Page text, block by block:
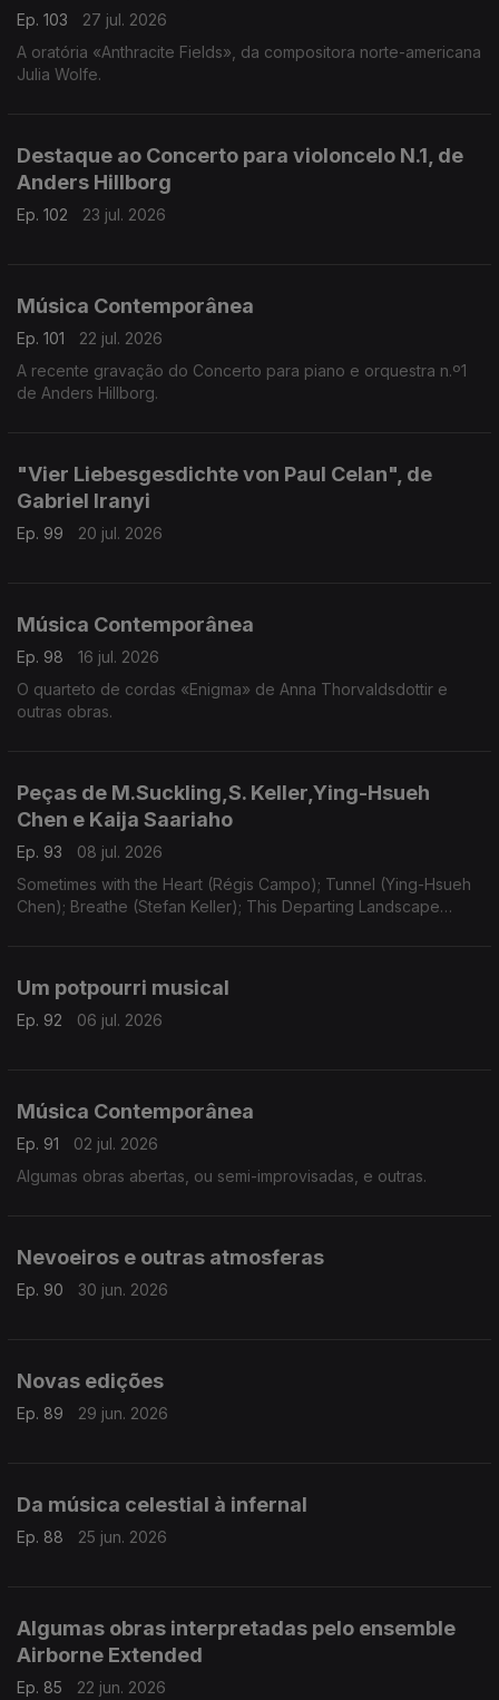
Ep. 103
27 jul. 2026
A oratória «Anthracite Fields», da compositora norte-americana
Julia Wolfe.
Destaque ao Concerto para violoncelo N.1, de
Anders Hillborg
Ep. 102 23 jul. 2026
Música Contemporânea
Ep. 101
22 jul. 2026
A recente gravação do Concerto para piano e orquestra n.º1
de Anders Hillborg.
"Vier Liebesgesdichte von Paul Celan", de
Gabriel Iranyi
Ep. 99 20 jul. 2026
Música Contemporânea
Ep. 98
16 jul. 2026
O quarteto de cordas «Enigma» de Anna Thorvaldsdottir e
outras obras.
Peças de M.Suckling,S. Keller,Ying-Hsueh
Chen e Kaija Saariaho
Ep. 93
08 jul. 2026
Sometimes with the Heart (Régis Campo); Tunnel (Ying-Hsueh
Chen); Breathe (Stefan Keller); This Departing Landscape
Um potpourri musical
Ep. 92 06 jul. 2026
Música Contemporânea
Ep. 91
02 jul. 2026
Algumas obras abertas, ou semi-improvisadas, e outras.
Nevoeiros e outras atmosferas
Ep. 90 30 jun. 2026
Novas edições
Ep. 89 29 jun. 2026
Da música celestial à infernal
Ep. 88 25 jun. 2026
Algumas obras interpretadas pelo ensemble
Airborne Extended
Ep. 85
22 jun. 2026